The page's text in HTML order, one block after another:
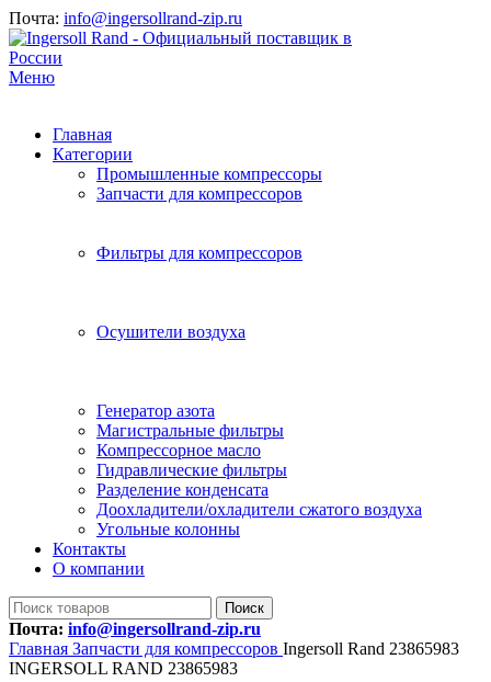
Почта: info@ingersollrand-zip.ru
Меню
Главная
Категории
Промышленные компрессоры
Запчасти для компрессоров
Фильтры для компрессоров
Осушители воздуха
Генератор азота
Магистральные фильтры
Компрессорное масло
Гидравлические фильтры
Разделение конденсата
Доохладители/охладители сжатого воздуха
Угольные колонны
Контакты
О компании
Поиск
Почта: info@ingersollrand-zip.ru
Главная Запчасти для компрессоров Ingersoll Rand 23865983
INGERSOLL RAND 23865983